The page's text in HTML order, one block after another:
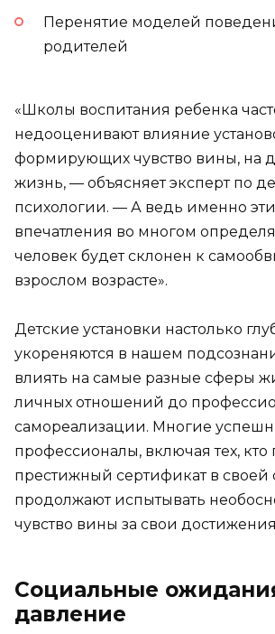
Перенятие моделей
родителей
«Школы воспитания ребенка
недооценивают влияние
формирующих чувство вины, на
жизнь, — объясняет эксперт по
психологии. — А ведь именно
впечатления во многом
человек будет склонен к
взрослом возрасте».
Детские установки настолько
укореняются в нашем
влиять на самые разные сферы
личных отношений до
самореализации. Многие
профессионалы, включая тех, кто
престижный сертификат в своей
продолжают испытывать
чувство вины за свои
Социальные
давление